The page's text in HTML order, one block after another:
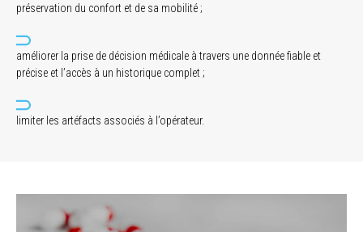
préservation du confort et de sa mobilité ;
améliorer la prise de décision médicale à travers une donnée fiable et
précise et l’accès à un historique complet ;
limiter les artéfacts associés à l’opérateur.